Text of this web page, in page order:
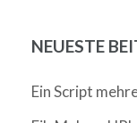
NEUESTE
Ein Script